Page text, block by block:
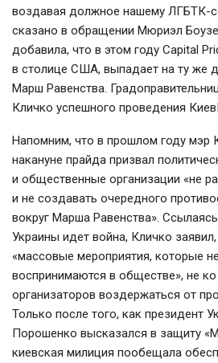
воздавая должное нашему ЛГБТК-
сказано в обращении Мюриэл
добавила, что в этом году Capital
в столице США, выпадает на ту же
Марш Равенства.
Кличко успешного проведения
Напомним, что в прошлом году мэр
накануне прайда призвал
и общественные организации «не
и не создавать очередного
вокруг Марша Равенства».
Украины идет война, Кличко
«массовые мероприятия, которые
воспринимаются в обществе», не
организаторов воздержаться от
Только после того, как президент
Порошенко высказался в защиту
киевская милиция пообещала